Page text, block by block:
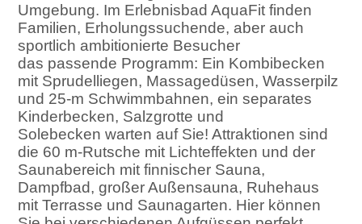
Umgebung. Im Erlebnisbad AquaFit finden
Familien, Erholungssuchende, aber auch
sportlich ambitionierte Besucher
das passende Programm: Ein Kombibecken
mit Sprudelliegen, Massagedüsen, Wasserpilz
und 25-m Schwimmbahnen, ein separates
Kinderbecken, Salzgrotte und
Solebecken warten auf Sie! Attraktionen sind
die 60 m-Rutsche mit Lichteffekten und der
Saunabereich mit finnischer Sauna,
Dampfbad, großer Außensauna, Ruhehaus
mit Terrasse und Saunagarten. Hier können